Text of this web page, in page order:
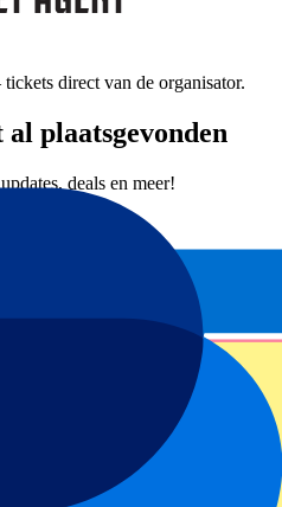
direct van de organisator.
plaatsgevonden
deals en meer!
met ons
Privacy Policy